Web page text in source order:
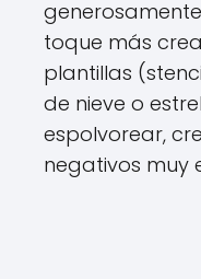
generosamente
toque más
plantillas
de nieve o
espolvorear,
negativos muy